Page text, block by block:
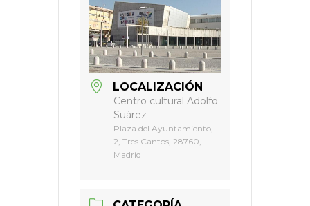
LOCALIZACIÓN
Centro cultural Adolfo
Suárez
Plaza del Ayuntamiento,
2, Tres Cantos, 28760,
Madrid